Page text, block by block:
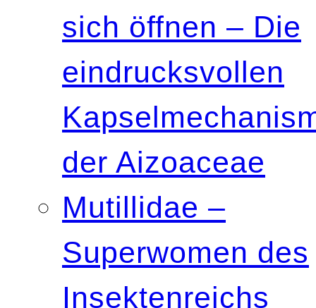
sich öffnen – Die
eindrucksvollen
der Aizoaceae
Mutillidae –
Superwomen des
Insektenreichs